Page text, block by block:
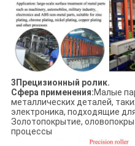
3Прецизионный ролик.
Сфера применения:Малые
металлических деталей,
электроника, подходящие
Золотопокрытие,
процессы